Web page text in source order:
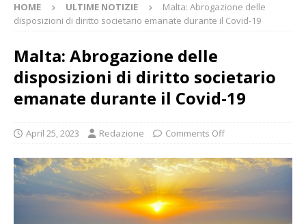
HOME ULTIME NOTIZIE
Malta: Abrogazione delle
disposizioni di diritto societario emanate durante il Covid-19
Malta: Abrogazione delle
disposizioni di diritto societario
emanate durante il Covid-19
April 25, 2023 Redazione Comments Off